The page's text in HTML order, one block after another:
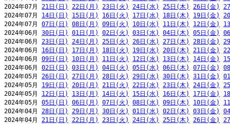
2024年07月 21日(日) 22日(月) 23日(火) 24日(水) 25日(木) 26日(金)
2024年07月 14日(日) 15日(月) 16日(火) 17日(水) 18日(木) 19日(金)
2024年07月 07日(日) 08日(月) 09日(火) 10日(水) 11日(木) 12日(金)
2024年06月 30日(日) 01日(月) 02日(火) 03日(水) 04日(木) 05日(金)
2024年06月 23日(日) 24日(月) 25日(火) 26日(水) 27日(木) 28日(金)
2024年06月 16日(日) 17日(月) 18日(火) 19日(水) 20日(木) 21日(金)
2024年06月 09日(日) 10日(月) 11日(火) 12日(水) 13日(木) 14日(金)
2024年06月 02日(日) 03日(月) 04日(火) 05日(水) 06日(木) 07日(金)
2024年05月 26日(日) 27日(月) 28日(火) 29日(水) 30日(木) 31日(金)
2024年05月 19日(日) 20日(月) 21日(火) 22日(水) 23日(木) 24日(金)
2024年05月 12日(日) 13日(月) 14日(火) 15日(水) 16日(木) 17日(金)
2024年05月 05日(日) 06日(月) 07日(火) 08日(水) 09日(木) 10日(金)
2024年04月 28日(日) 29日(月) 30日(火) 01日(水) 02日(木) 03日(金)
2024年04月 21日(日) 22日(月) 23日(火) 24日(水) 25日(木) 26日(金)